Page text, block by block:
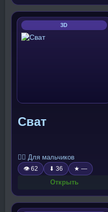
3D
Сват
🧍‍♂️ Для мальчиков
👁 62 ⬇ 36 ★ —
Открыть